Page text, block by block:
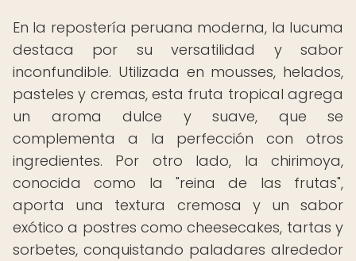
En la repostería peruana moderna, la lucuma
destaca por su versatilidad y sabor
inconfundible. Utilizada en mousses, helados,
pasteles y cremas, esta fruta tropical agrega
un aroma dulce y suave, que se
complementa a la perfección con otros
ingredientes. Por otro lado, la chirimoya,
conocida como la "reina de las frutas",
aporta una textura cremosa y un sabor
exótico a postres como cheesecakes, tartas y
sorbetes, conquistando paladares alrededor